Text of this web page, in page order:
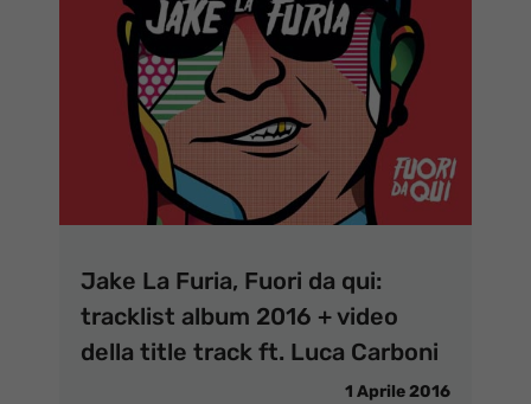
Jake La Furia, Fuori da qui:
tracklist album 2016 + video
della title track ft. Luca Carboni
1 Aprile 2016